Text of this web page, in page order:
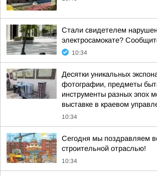
Стали свидетелем
электросамокате?
10:34
Десятки уникальных
фотографии, предметы
инструменты разных эпох
выставке в краевом
10:34
Сегодня мы поздравляем
строительной отраслью!
10:34